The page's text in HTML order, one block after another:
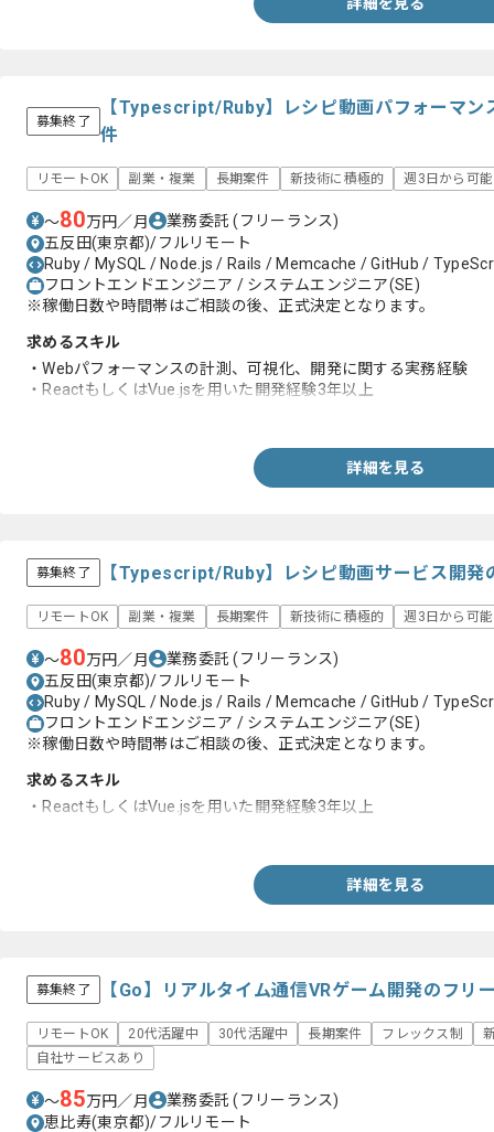
募集終了
【Typescript/Ruby】レシピ動画パフォーマン
件
リモートOK 副業・複業 長期案件 新技術に積極的 週3日から可能
〜80万円／月 業務委託(フリーランス)
五反田(東京都)/フルリモート
Ruby / MySQL / Node.js / Rails / Memcache / GitHub /
フロントエンドエンジニア / システムエンジニア(SE)
※稼働日数や時間帯はご相談の後、正式決定となります。
求めるスキル
・Webパフォーマンスの計測、可視化、開発に関する実務経験
・ReactもしくはVue.jsを用いた開発経験3年以上
詳細を見る
募集終了 【Typescript/Ruby】レシピ動画サービス開発
リモートOK 副業・複業 長期案件 新技術に積極的 週3日から可能
〜80万円／月 業務委託(フリーランス)
五反田(東京都)/フルリモート
Ruby / MySQL / Node.js / Rails / Memcache / GitHub /
フロントエンドエンジニア / システムエンジニア(SE)
※稼働日数や時間帯はご相談の後、正式決定となります。
求めるスキル
・ReactもしくはVue.jsを用いた開発経験3年以上
詳細を見る
募集終了 【Go】リアルタイム通信VRゲーム開発のフリ
リモートOK 20代活躍中 30代活躍中 長期案件 フレックス制
自社サービスあり
〜85万円／月 業務委託(フリーランス)
恵比寿(東京都)/フルリモート